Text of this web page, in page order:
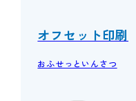
オフセット印刷
おふせっといんさつ